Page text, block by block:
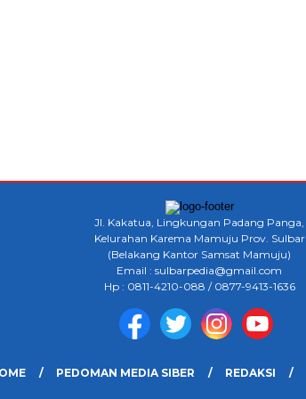
Jl. Kakatua, Lingkungan Padang Panga,
Kelurahan Karema Mamuju Prov. Sulbar
(Belakang Kantor Samsat Mamuju)
Email : sulbarpedia@gmail.com
Hp : 0811-4210-088 / 0877-9413-1636
PEDOMAN MEDIA SIBER REDAKSI